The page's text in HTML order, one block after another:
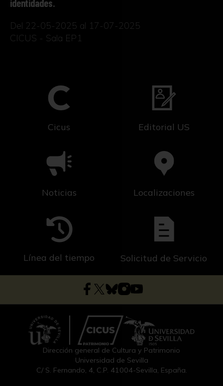
identidades.
Del 22-05-2025 al 17-07-2025
CICUS - Sala EP1
Cicus Editorial US
Noticias Localizaciones
Línea del tiempo Solicitud de Servicio
Dirección general de Cultura y Patrimonio
Universidad de Sevilla
C/ S. Fernando, 4, C.P. 41004-Sevilla, España.